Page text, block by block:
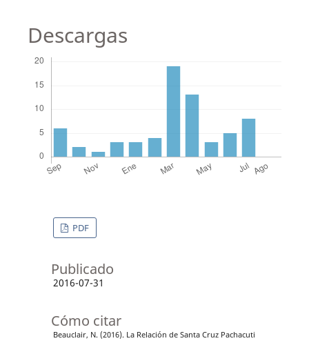
Descargas
PDF
Publicado
2016-07-31
Cómo citar
Beauclair, N. (2016). La Relación de Santa Cruz Pachacuti